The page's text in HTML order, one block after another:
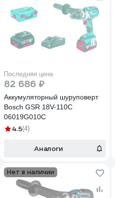
Последняя цена
82 686 ₽
Аккумуляторный шуруповерт
Bosch GSR 18V-110C
06019G010C
4.5(4)
Аналоги
Нет в наличии